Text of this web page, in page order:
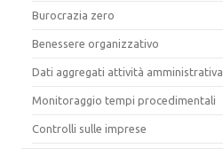
Burocrazia zero
Benessere organizzativo
Dati aggregati attività amministrativa
Monitoraggio tempi procedimentali
Controlli sulle imprese